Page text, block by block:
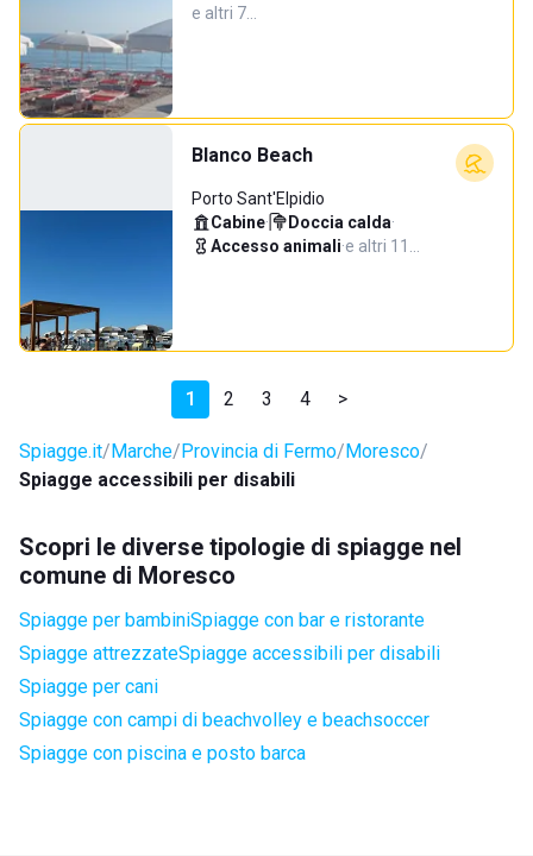
e altri 7…
Blanco Beach
Porto Sant'Elpidio
Cabine· Doccia calda·
Accesso animali·e altri 11…
1 2 3 4 >
Spiagge.it Marche Provincia di Fermo Moresco
Spiagge accessibili per disabili
Scopri le diverse tipologie di spiagge nel
comune di Moresco
Spiagge per bambiniSpiagge con bar e ristorante
Spiagge attrezzateSpiagge accessibili per disabili
Spiagge per cani
Spiagge con campi di beachvolley e beachsoccer
Spiagge con piscina e posto barca